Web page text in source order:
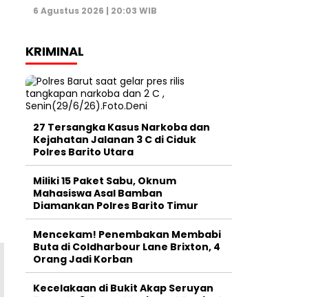
6 Agustus 2026 | 20:03 WIB
KRIMINAL
27 Tersangka Kasus Narkoba dan
Kejahatan Jalanan 3 C di Ciduk
Polres Barito Utara
Miliki 15 Paket Sabu, Oknum
Mahasiswa Asal Bamban
Diamankan Polres Barito Timur
Mencekam! Penembakan Membabi
Buta di Coldharbour Lane Brixton, 4
Orang Jadi Korban
Kecelakaan di Bukit Akap Seruyan